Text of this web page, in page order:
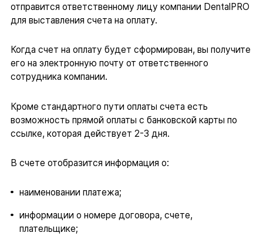
отправится ответственному лицу компании DentalPRO
для выставления счета на оплату.
Когда счет на оплату будет сформирован, вы получите
его на электронную почту от ответственного
сотрудника компании.
Кроме стандартного пути оплаты счета есть
возможность прямой оплаты с банковской карты по
ссылке, которая действует 2-3 дня.
В счете отобразится информация о:
наименовании платежа;
информации о номере договора, счете,
плательщике;